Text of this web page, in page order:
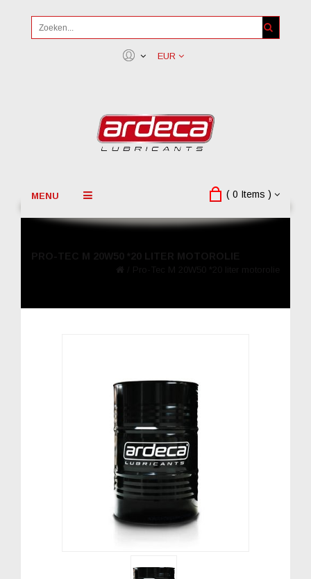
EUR
MENU ( 0 Items )